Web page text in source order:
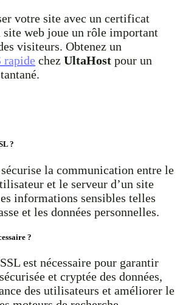
votre site avec un certificat
site web joue un rôle important
visiteurs. Obtenez un
rapide chez UltaHost pour un
?
la communication entre le
et le serveur d’un site
informations sensibles telles
et les données personnelles.
?
est nécessaire pour garantir
et cryptée des données,
des utilisateurs et améliorer le